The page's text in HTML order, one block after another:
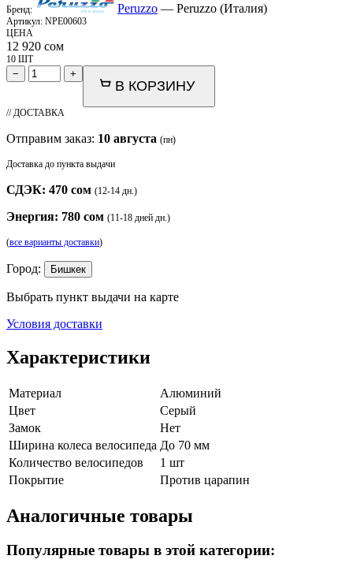
Бренд: Peruzzo — Peruzzo (Италия)
Артикул: NPE00603
ЦЕНА
12 920 сом
10 ШТ
− +
В КОРЗИНУ
// ДОСТАВКА
Отправим заказ: 10 августа (пн)
Доставка до пункта выдачи
СДЭК: 470 сом (12-14 дн.)
Энергия: 780 сом (11-18 дней дн.)
(все варианты доставки)
Город: Бишкек
Выбрать пункт выдачи на карте
Условия доставки
Характеристики
Материал
Алюминий
Цвет
Серый
Замок
Нет
Ширина колеса велосипеда До 70 мм
Количество велосипедов
1 шт
Покрытие
Против царапин
Аналогичные товары
Популярные товары в этой категории: